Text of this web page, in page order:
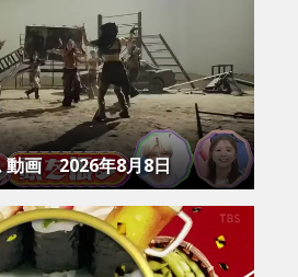
動画 2026年8月8日